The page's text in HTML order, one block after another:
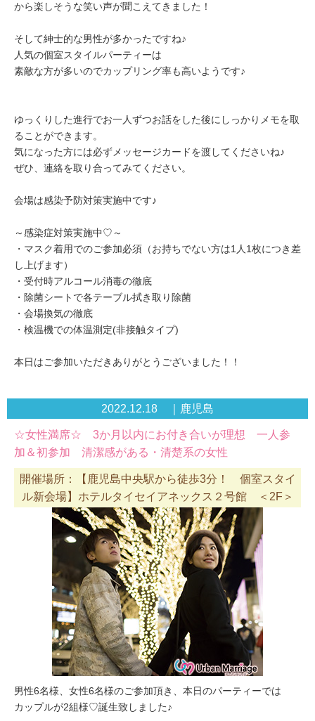
から楽しそうな笑い声が聞こえてきました！
そして紳士的な男性が多かったですね♪
人気の個室スタイルパーティーは
素敵な方が多いのでカップリング率も高いようです♪
ゆっくりした進行でお一人ずつお話をした後にしっかりメモを取
ることができます。
気になった方には必ずメッセージカードを渡してくださいね♪
ぜひ、連絡を取り合ってみてください。
会場は感染予防対策実施中です♪
～感染症対策実施中♡～
・マスク着用でのご参加必須（お持ちでない方は1人1枚につき差
し上げます）
・受付時アルコール消毒の徹底
・除菌シートで各テーブル拭き取り除菌
・会場換気の徹底
・検温機での体温測定(非接触タイプ)
本日はご参加いただきありがとうございました！！
2022.12.18 ｜鹿児島
☆女性満席☆ 3か月以内にお付き合いが理想 一人参
加＆初参加 清潔感がある・清楚系の女性
開催場所：【鹿児島中央駅から徒歩3分！ 個室スタイ
ル新会場】ホテルタイセイアネックス２号館 ＜2F＞
男性6名様、女性6名様のご参加頂き、本日のパーティーでは
カップルが2組様♡誕生致しました♪